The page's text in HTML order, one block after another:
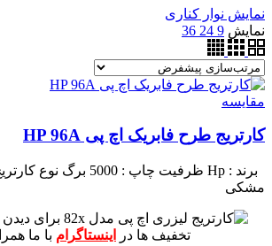
نمایش نوار کناری
نمایش 9
24
36
مقايسه
کارتریج طرح فابریک اچ پی HP 96A
برند : Hp ظرفیت چاپ : 5000 برگ نوع
مشکی
برای
تخفیف ها در
اینستاگرام با ما